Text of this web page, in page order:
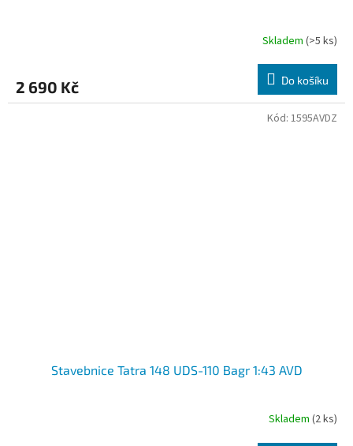
R
M
A
Skladem (>5 ks)
2 690 Kč Do košíku
Stavebnice Tatra 148 UDS-110 Bagr 1:43 AVD
Skladem (2 ks)
Kód: 1595AVDZ